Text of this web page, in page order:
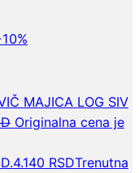
MAJICA LOG SIV
Originalna cena je
4.140 RSDTrenutna